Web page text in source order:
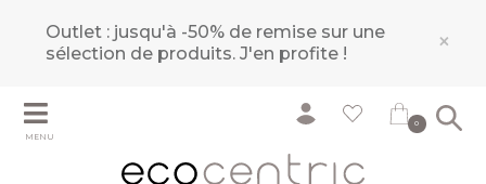
Outlet : jusqu'à -50% de remise sur une
sélection de produits.J'en profite ! ×
MENU
0